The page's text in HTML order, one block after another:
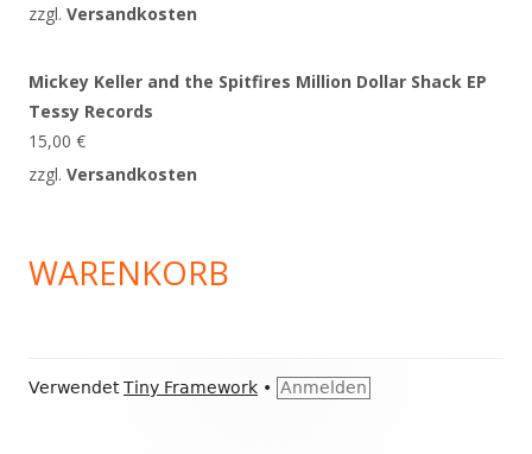
zzgl. Versandkosten
Mickey Keller and the Spitfires Million Dollar Shack EP
Tessy Records
15,00 €
zzgl. Versandkosten
WARENKORB
Footer
VerwendetTiny Framework • Anmelden